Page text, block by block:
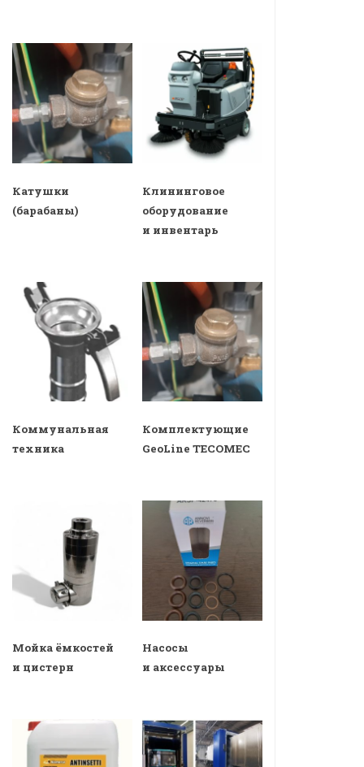
Катушки
(барабаны)
Клининговое
оборудование
и инвентарь
Коммунальная
техника
Комплектующие
GeoLine TECOMEC
Мойка ёмкостей
и цистерн
Насосы
и аксессуары